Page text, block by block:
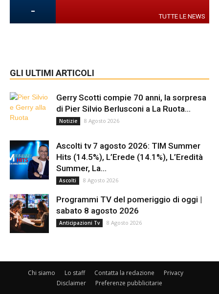
- TUTTE LE NEWS
GLI ULTIMI ARTICOLI
Gerry Scotti compie 70 anni, la sorpresa
di Pier Silvio Berlusconi a La Ruota...
Notizie 8 Agosto 2026
Ascolti tv 7 agosto 2026: TIM Summer
Hits (14.5%), L’Erede (14.1%), L’Eredità
Summer, La...
Ascolti 8 Agosto 2026
Programmi TV del pomeriggio di oggi |
sabato 8 agosto 2026
Anticipazioni Tv 8 Agosto 2026
Chi siamo Lo staff Contatta la redazione
Privacy
Disclaimer
Preferenze pubblicitarie